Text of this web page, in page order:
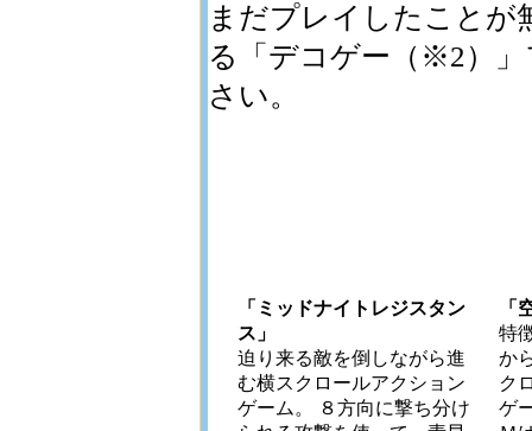
まだプレイしたことが
る「デコゲー（※2）
さい。
「ミッドナイトレジスタン
ス」
迫り来る敵を倒しながら進
む横スクロールアクション
ゲーム。 ８方向に撃ち分け
「
特
か
ク
ゲ